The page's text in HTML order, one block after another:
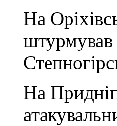
На
штурмував
На